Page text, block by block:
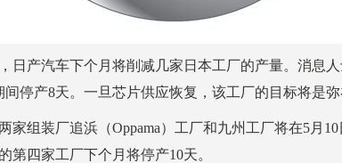
日产汽车下个月将削减几家日本工厂的产量。消息
停产8天。一旦芯片供应恢复，该工厂的目标将是弥
家组装厂追浜（Oppama）工厂和九州工厂将在5月
第四家工厂下个月将停产10天。